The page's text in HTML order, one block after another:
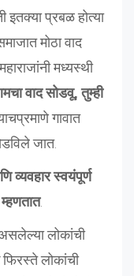
इतक्या प्रबळ होत्या
मोठा वाद
मध्यस्थी
वाद सोडवू, तुम्ही
गावात
जात.
व्यवहार स्वयंपूर्ण
म्हणतात.
लोकांची
लोकांची